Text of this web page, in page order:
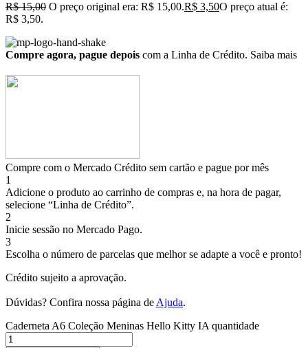
R$15,00 O preço original era: R$ 15,00.R$ 3,50O preço atual é:
R$ 3,50.
Compre agora, pague depois com a Linha de Crédito. Saiba mais
Compre com o Mercado Crédito sem cartão e pague por mês
1
Adicione o produto ao carrinho de compras e, na hora de pagar,
selecione “Linha de Crédito”.
2
Inicie sessão no Mercado Pago.
3
Escolha o número de parcelas que melhor se adapte a você e pronto!
Crédito sujeito a aprovação.
Dúvidas? Confira nossa página de Ajuda.
Caderneta A6 Coleção Meninas Hello Kitty IA quantidade